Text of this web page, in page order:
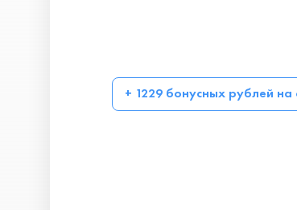
+ 1229 бонусных рублей на